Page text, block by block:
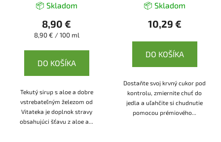
📦 Skladom
8,90 €
Jednotková
8,90 € / 100 ml
DO KOŠÍKA
Tekutý sirup s aloe a dobre
vstrebateľným železom od
Vitateka je doplnok stravy
obsahujúci šťavu z aloe a...
📦 Skladom
10,29 €
DO KOŠÍKA
Dostaňte svoj krvný cukor pod
kontrolu, zmiernite chuť do
jedla a uľahčite si chudnutie
pomocou prémiového...